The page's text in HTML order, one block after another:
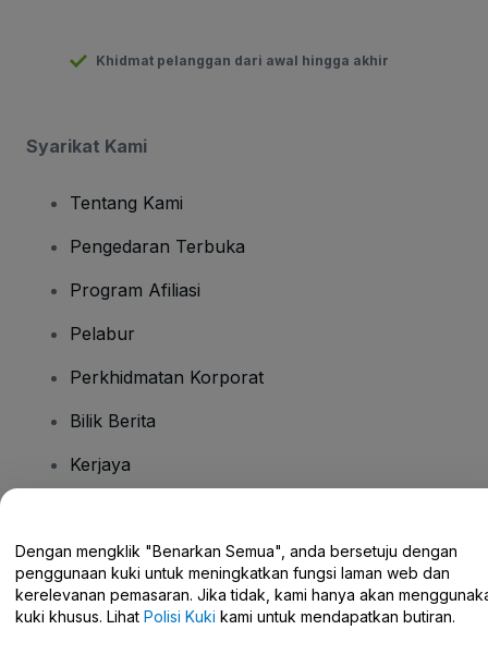
Khidmat pelanggan dari awal hingga akhir
Syarikat Kami
Tentang Kami
Pengedaran Terbuka
Program Afiliasi
Pelabur
Perkhidmatan Korporat
Bilik Berita
Kerjaya
Pusat Bantuan / Hubungi Kami
Dengan mengklik "Benarkan Semua", anda bersetuju dengan
penggunaan kuki untuk meningkatkan fungsi laman web dan
kerelevanan pemasaran. Jika tidak, kami hanya akan
kuki khusus. Lihat Polisi Kuki kami untuk mendapatkan butiran.